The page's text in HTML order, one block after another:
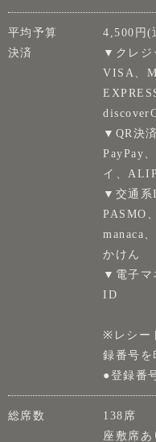
平均予算
4,500円(
決済
▼クレジ
VISA、
▼QR決済
PayPay
イ、
▼交通系
PASMO
manaca
かけん
▼電子マ
ID
※レシー
録番号を
●登録番
総席数
138席
座敷席あ